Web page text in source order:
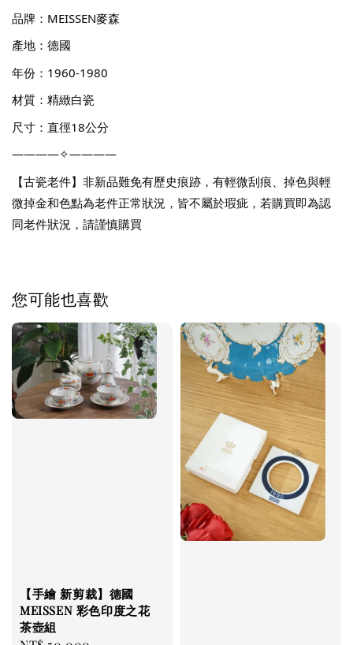
品牌：MEISSEN麥森
產地：德國
年份：1960-1980
材質：精緻白瓷
尺寸：直徑18公分
————✧————
【古瓷老件】非新品難免有歷史痕跡，有輕微刮痕、掉色與輕
微掉金和色點為老件正常狀況，皆不屬於瑕疵，若購買即為認
同老件狀況，請謹慎購買
您可能也喜歡
【手繪 新剪裁】德國
MEISSEN 彩色印度之花
茶壺組